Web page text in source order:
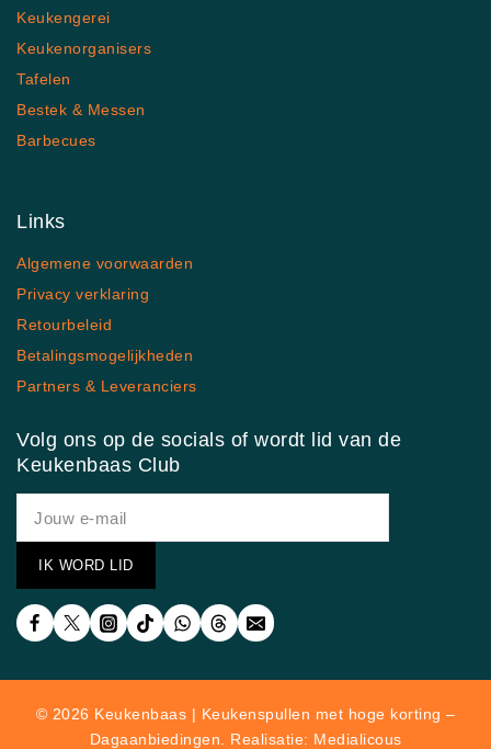
Keukengerei
Keukenorganisers
Tafelen
Bestek & Messen
Barbecues
Links
Algemene voorwaarden
Privacy verklaring
Retourbeleid
Betalingsmogelijkheden
Partners & Leveranciers
Volg ons op de socials of wordt lid van de
Keukenbaas Club
© 2026 Keukenbaas | Keukenspullen met hoge korting –
Dagaanbiedingen. Realisatie: Medialicous